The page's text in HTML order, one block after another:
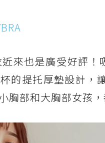
近來也是廣受好評
的提托厚墊設計，
胸部和大胸部女孩